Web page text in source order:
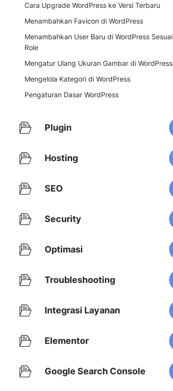
Cara Upgrade WordPress ke Versi Terbaru
Menambahkan Favicon di WordPress
Menambahkan User Baru di WordPress Sesuai
Role
Mengatur Ulang Ukuran Gambar di WordPress
Mengelola Kategori di WordPress
Pengaturan Dasar WordPress
Plugin
Hosting
SEO
Security
Optimasi
Troubleshooting
Integrasi Layanan
Elementor
Google Search Console